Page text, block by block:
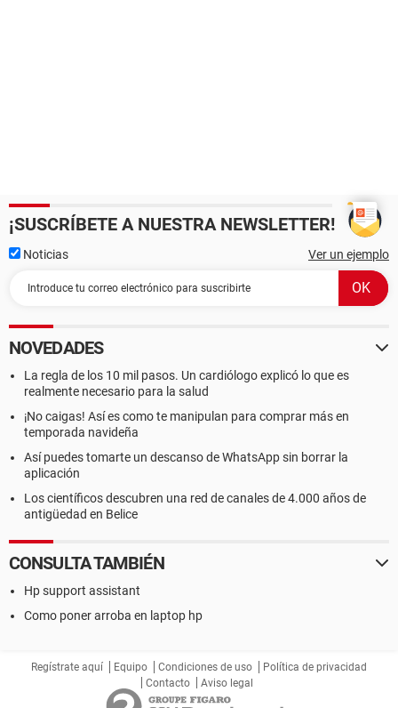
¡SUSCRÍBETE A NUESTRA NEWSLETTER!
Noticias Ver un ejemplo
NOVEDADES
La regla de los 10 mil pasos. Un cardiólogo explicó lo que es
realmente necesario para la salud
¡No caigas! Así es como te manipulan para comprar más en
temporada navideña
Así puedes tomarte un descanso de WhatsApp sin borrar la
aplicación
Los científicos descubren una red de canales de 4.000 años de
antigüedad en Belice
CONSULTA TAMBIÉN
Hp support assistant
Como poner arroba en laptop hp
Regístrate aquí Equipo Condiciones de uso
Política de privacidad
Contacto
Aviso legal